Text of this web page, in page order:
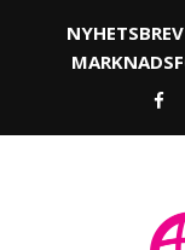
NYHETSBREV